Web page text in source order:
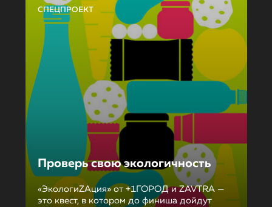
СПЕЦПРОЕКТ
Проверь свою экологичность
«ЭкологиZAция» от +1ГОРОД и ZAVTRA —
это квест, в котором до финиша дойдут